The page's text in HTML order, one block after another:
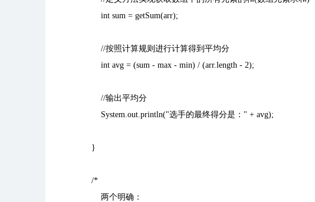
int sum = getSum(arr);
//按照计算规则进行计算得到平均分
int avg = (sum - max - min) / (arr.length - 2);
//输出平均分
System.out.println("选手的最终得分是： " + avg);
}
/*
两个明确：